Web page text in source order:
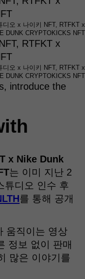
디오 x 나이키 NFT, RTFKT x
DUNK CRYPTOKICKS NFT
디오 x 나이키 NFT, RTFKT x
DUNK CRYPTOKICKS NFT
introduce the
x Nike Dunk
는 이미 지난 2
튜디오 인수 후
를 통해 공개
움직이는 영상
정보 없이 판매
많은 이야기를